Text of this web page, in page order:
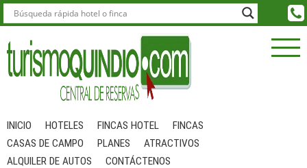
INICIO HOTELES FINCAS HOTEL
FINCAS
CASAS DE CAMPO
PLANES
ATRACTIVOS
ALQUILER DE AUTOS
CONTÁCTENOS